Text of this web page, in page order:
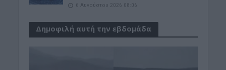
6 Αυγούστου 2026 08:06
Δημοφιλή αυτή την εβδομάδα